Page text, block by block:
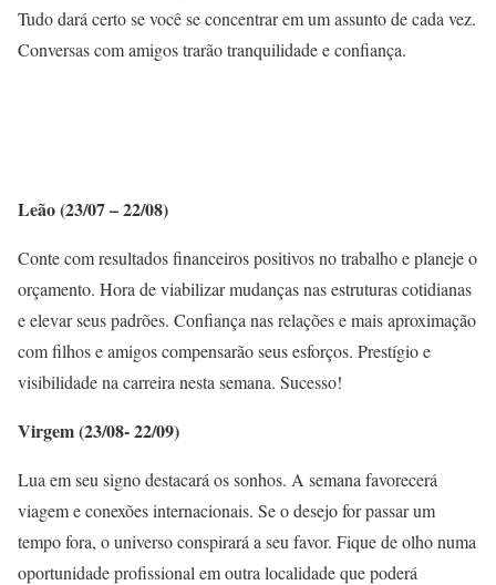
Tudo dará certo se você se concentrar em um assunto de cada vez.
Conversas com amigos trarão tranquilidade e confiança.
Leão (23/07 – 22/08)
Conte com resultados financeiros positivos no trabalho e planeje o
orçamento. Hora de viabilizar mudanças nas estruturas cotidianas
e elevar seus padrões. Confiança nas relações e mais aproximação
com filhos e amigos compensarão seus esforços. Prestígio e
visibilidade na carreira nesta semana. Sucesso!
Virgem (23/08- 22/09)
Lua em seu signo destacará os sonhos. A semana favorecerá
viagem e conexões internacionais. Se o desejo for passar um
tempo fora, o universo conspirará a seu favor. Fique de olho numa
oportunidade profissional em outra localidade que poderá